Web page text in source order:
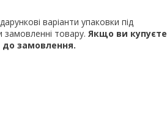
варіанти упаковки під
замовленні товару. Якщо ви купуєте
до замовлення.